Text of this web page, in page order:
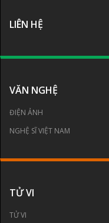
LIÊN HỆ
VĂN NGHỆ
ĐIỆN ẢNH
NGHỆ SĨ VIỆT NAM
TỬ VI
TỬ VI